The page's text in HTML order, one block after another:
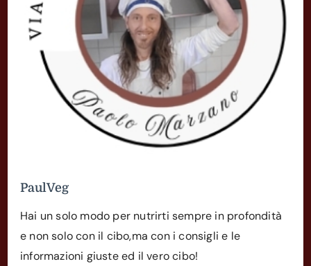
PaulVeg
Hai un solo modo per nutrirti sempre in profondità
e non solo con il cibo,ma con i consigli e le
informazioni giuste ed il vero cibo!